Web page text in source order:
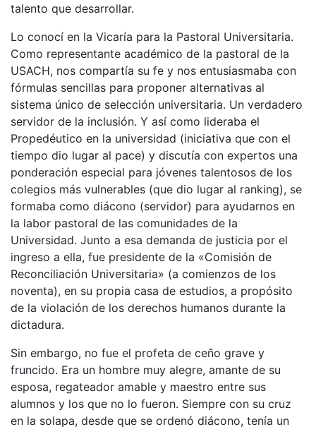
talento que desarrollar.
Lo conocí en la Vicaría para la Pastoral Universitaria.
Como representante académico de la pastoral de la
USACH, nos compartía su fe y nos entusiasmaba con
fórmulas sencillas para proponer alternativas al
sistema único de selección universitaria. Un verdadero
servidor de la inclusión. Y así como lideraba el
Propedéutico en la universidad (iniciativa que con el
tiempo dio lugar al pace) y discutía con expertos una
ponderación especial para jóvenes talentosos de los
colegios más vulnerables (que dio lugar al ranking), se
formaba como diácono (servidor) para ayudarnos en
la labor pastoral de las comunidades de la
Universidad. Junto a esa demanda de justicia por el
ingreso a ella, fue presidente de la «Comisión de
Reconciliación Universitaria» (a comienzos de los
noventa), en su propia casa de estudios, a propósito
de la violación de los derechos humanos durante la
dictadura.
Sin embargo, no fue el profeta de ceño grave y
fruncido. Era un hombre muy alegre, amante de su
esposa, regateador amable y maestro entre sus
alumnos y los que no lo fueron. Siempre con su cruz
en la solapa, desde que se ordenó diácono, tenía un